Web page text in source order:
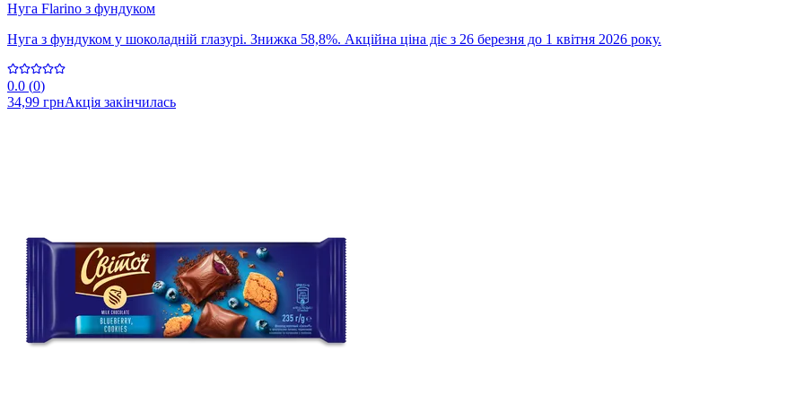
Нуга Flarino з фундуком
Нуга з фундуком у шоколадній глазурі. Знижка 58,8%. Акційна ціна діє з 26 березня до 1 квітня 2026 року.
0.0 (0)
34,99 грнАкція закінчилась